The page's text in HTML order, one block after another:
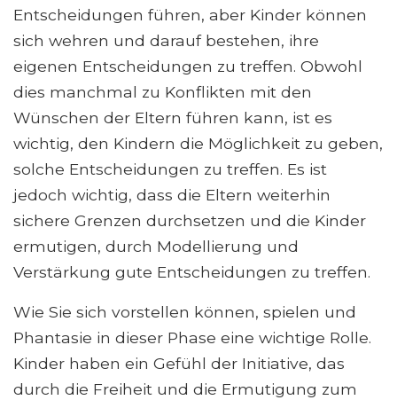
Entscheidungen führen, aber Kinder können
sich wehren und darauf bestehen, ihre
eigenen Entscheidungen zu treffen. Obwohl
dies manchmal zu Konflikten mit den
Wünschen der Eltern führen kann, ist es
wichtig, den Kindern die Möglichkeit zu geben,
solche Entscheidungen zu treffen. Es ist
jedoch wichtig, dass die Eltern weiterhin
sichere Grenzen durchsetzen und die Kinder
ermutigen, durch Modellierung und
Verstärkung gute Entscheidungen zu treffen.
Wie Sie sich vorstellen können, spielen und
Phantasie in dieser Phase eine wichtige Rolle.
Kinder haben ein Gefühl der Initiative, das
durch die Freiheit und die Ermutigung zum